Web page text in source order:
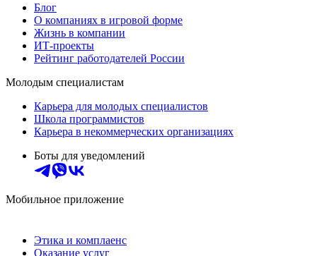
Блог
О компаниях в игровой форме
Жизнь в компании
ИТ-проекты
Рейтинг работодателей России
Молодым специалистам
Карьера для молодых специалистов
Школа программистов
Карьера в некоммерческих организациях
Боты для уведомлений
Мобильное приложение
Этика и комплаенс
Оказание услуг